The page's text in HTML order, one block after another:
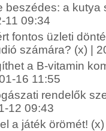
beszédes: a kutya
11 09:34
fontos üzleti
számára? (x) |
a B-vitamin
16 11:55
rendelők
12 09:43
a játék örömét!